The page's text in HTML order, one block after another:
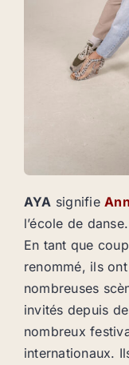
AYA signifie
l’école de danse.
En tant que
renommé, ils
nombreuses
invités depuis
nombreux
internationaux.